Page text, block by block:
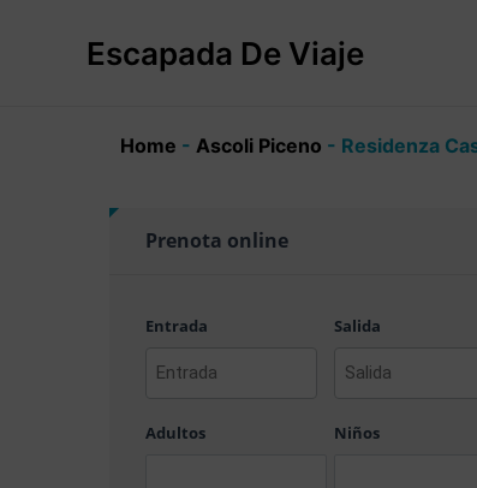
Escapada De Viaje
Home - Ascoli Piceno - Residenza
Prenota online
Entrada Salida
Adultos Niños